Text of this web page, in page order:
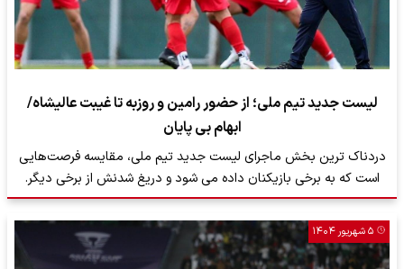
لیست جدید تیم ملی؛ از حضور رامین و روزبه تا غیبت عالیشاه/
ابهام بی پایان
دردناک ترین بخش ماجرای لیست جدید تیم ملی، مقایسه فرصت‌هایی
است که به برخی بازیکنان داده می شود و دریغ شدنش از برخی دیگر.
۵ شهریور ۱۴۰۴